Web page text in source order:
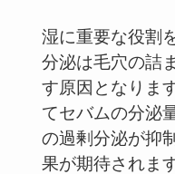
皮脂は
湿に重要な役割
分泌は毛穴の詰
す原因となりま
てセバムの分泌
の過剰分泌が抑
果が期待されます